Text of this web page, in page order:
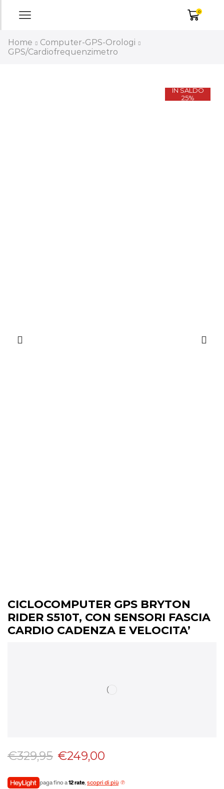
0
Home
Computer-GPS-Orologi
GPS/Cardiofrequenzimetro
IN SALDO
25%
CICLOCOMPUTER GPS BRYTON
RIDER S510T, CON SENSORI FASCIA
CARDIO CADENZA E VELOCITA’
€329,95 €249,00
paga fino a12 rate, scopri di più